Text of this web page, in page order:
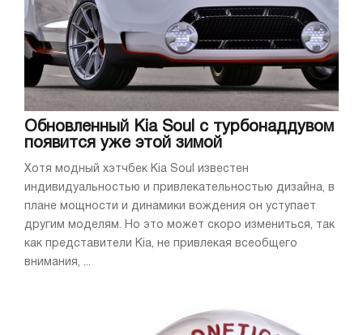
Обновленный Kia Soul с турбонаддувом
появится уже этой зимой
Хотя модный хэтчбек Kia Soul известен
индивидуальностью и привлекательностью дизайна, в
плане мощности и динамики вождения он уступает
другим моделям. Но это может скоро измениться, так
как представители Kia, не привлекая всеобщего
внимания, ...